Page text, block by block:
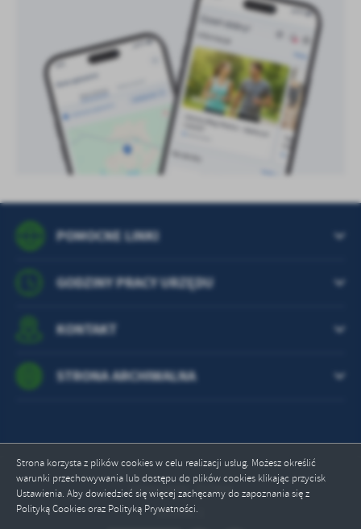
Strona korzysta z plików cookies w celu realizacji usług. Możesz określić
warunki przechowywania lub dostępu do plików cookies klikając przycisk
Ustawienia. Aby dowiedzieć się więcej zachęcamy do zapoznania się z
Polityką Cookies oraz Polityką Prywatności.
ZAPISZ WYBRANE
POMOCNE LINKI
GODZINY PRACY URZĘDU
KONTAKT
STRONA ARCHIWALNA
Odwiedzin: 757068
Online: 1